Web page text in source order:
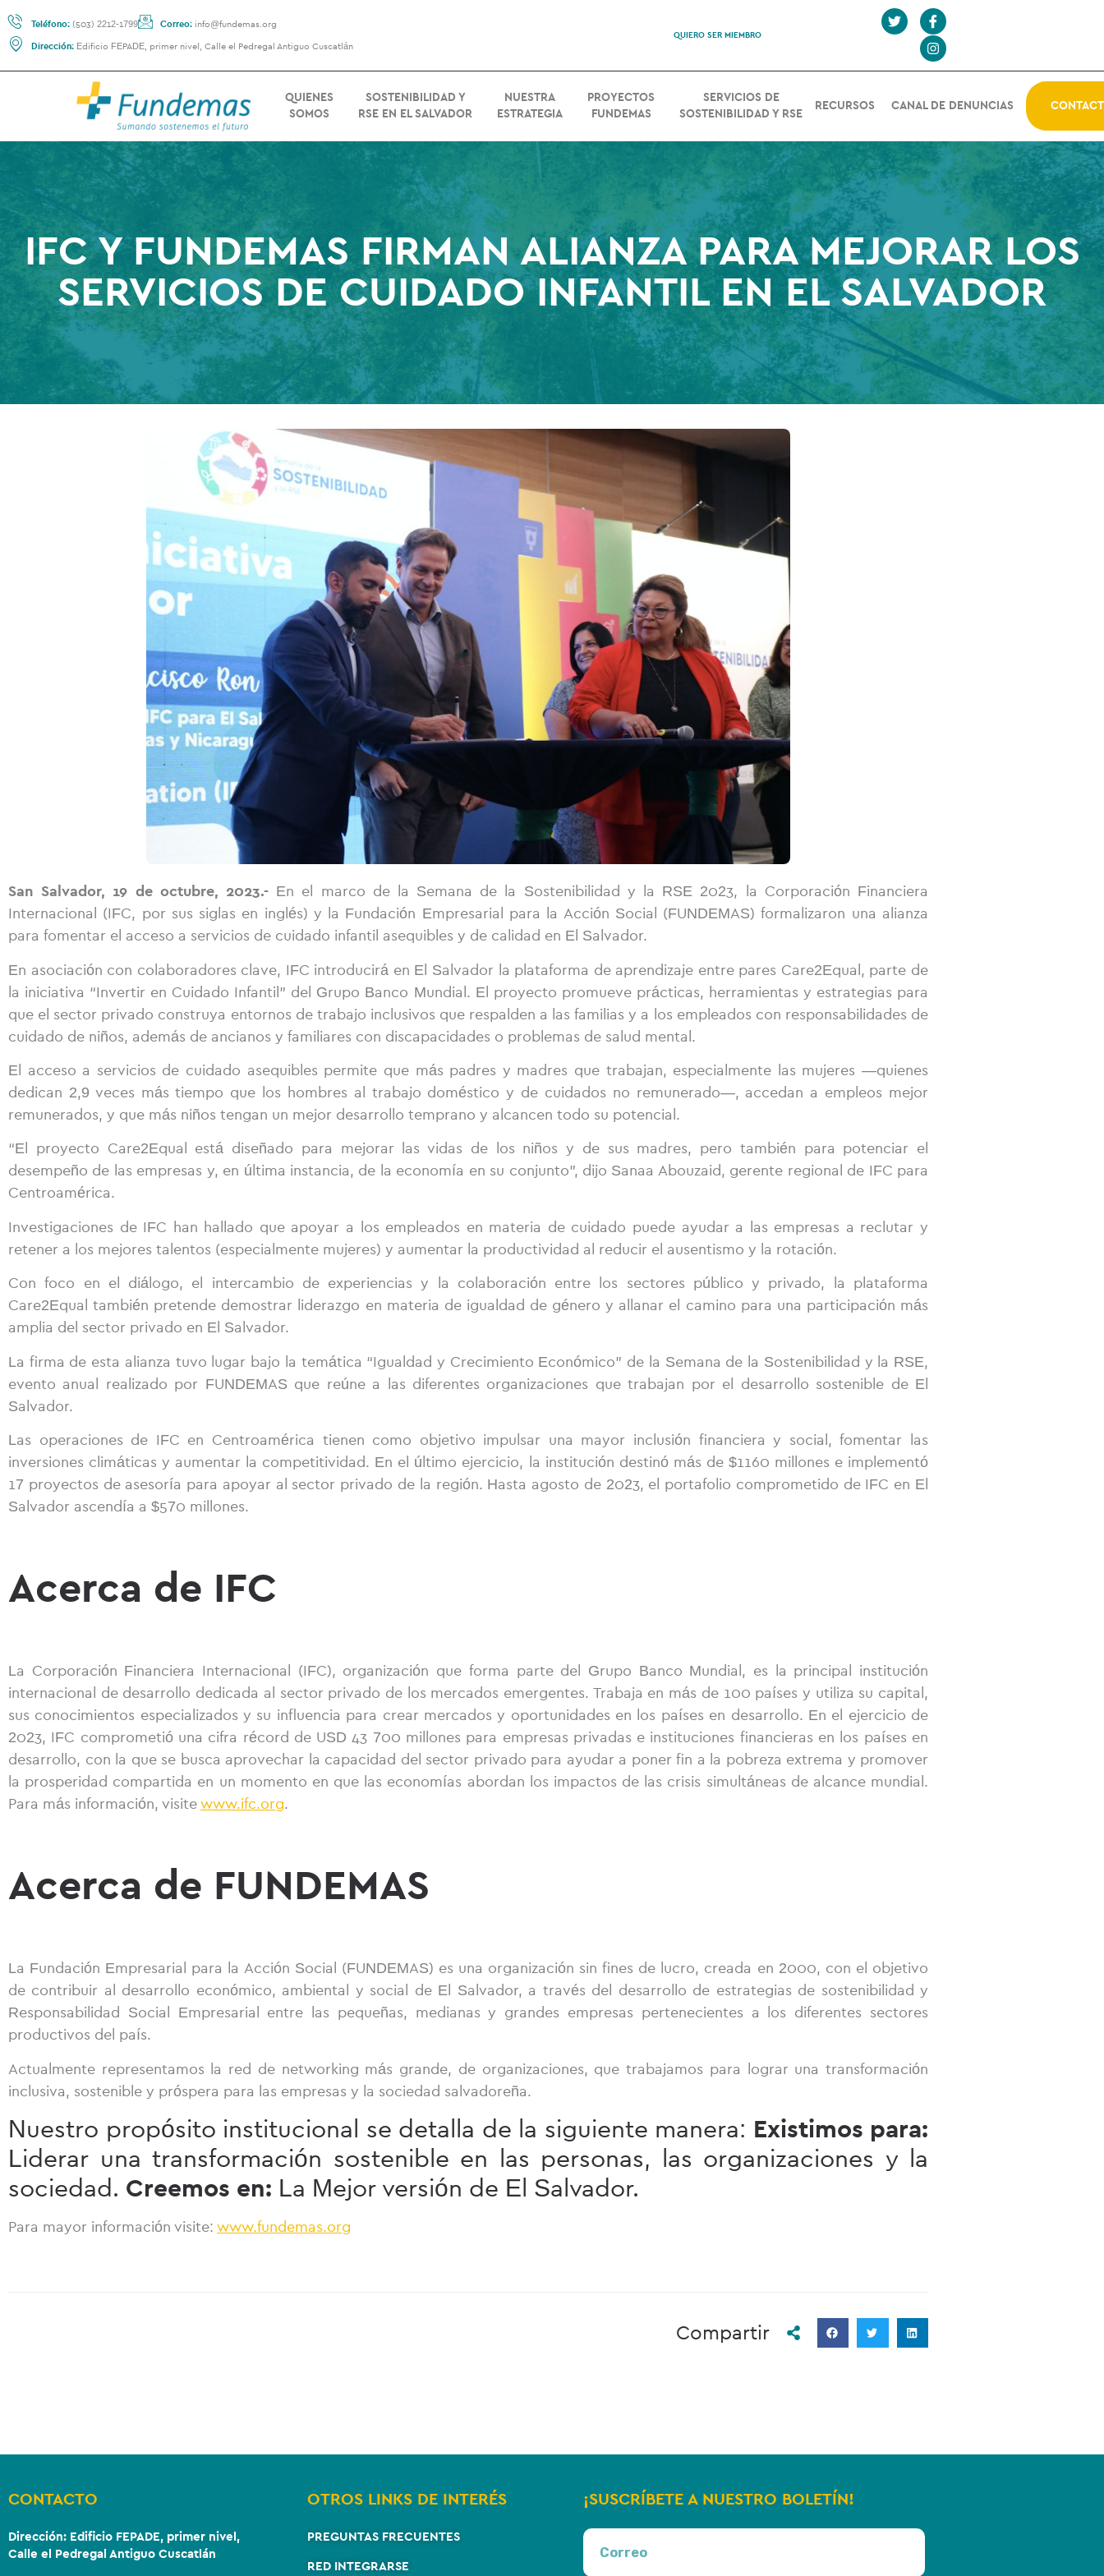
Teléfono:(503) 2212-1799 Correo: info@fundemas.org
Dirección:Edificio FEPADE, primer nivel, Calle el Pedregal Antiguo Cuscatlán
QUIERO SER MIEMBRO
QUIENES
SOMOS
SOSTENIBILIDAD Y
RSE EN EL SALVADOR
NUESTRA
ESTRATEGIA
PROYECTOS
FUNDEMAS
SERVICIOS DE
SOSTENIBILIDAD Y RSE
RECURSOS CANAL DE DENUNCIAS
IFC Y FUNDEMAS FIRMAN ALIANZA PARA MEJORAR LOS
SERVICIOS DE CUIDADO INFANTIL EN EL SALVADOR
San Salvador, 19 de octubre, 2023.-En el marco de la Semana de la Sostenibilidad y la RSE 2023, la Corporación Financiera
Internacional (IFC, por sus siglas en inglés) y la Fundación Empresarial para la Acción Social (FUNDEMAS) formalizaron una alianza
para fomentar el acceso a servicios de cuidado infantil asequibles y de calidad en El Salvador.
En asociación con colaboradores clave, IFC introducirá en El Salvador la plataforma de aprendizaje entre pares Care2Equal, parte de
la iniciativa “Invertir en Cuidado Infantil” del Grupo Banco Mundial. El proyecto promueve prácticas, herramientas y estrategias para
que el sector privado construya entornos de trabajo inclusivos que respalden a las familias y a los empleados con responsabilidades de
cuidado de niños, además de ancianos y familiares con discapacidades o problemas de salud mental.
El acceso a servicios de cuidado asequibles permite que más padres y madres que trabajan, especialmente las mujeres —quienes
dedican 2,9 veces más tiempo que los hombres al trabajo doméstico y de cuidados no remunerado—, accedan a empleos mejor
remunerados, y que más niños tengan un mejor desarrollo temprano y alcancen todo su potencial.
“El proyecto Care2Equal está diseñado para mejorar las vidas de los niños y de sus madres, pero también para potenciar el
desempeño de las empresas y, en última instancia, de la economía en su conjunto”, dijo Sanaa Abouzaid, gerente regional de IFC para
Centroamérica.
Investigaciones de IFC han hallado que apoyar a los empleados en materia de cuidado puede ayudar a las empresas a reclutar y
retener a los mejores talentos (especialmente mujeres) y aumentar la productividad al reducir el ausentismo y la rotación.
Con foco en el diálogo, el intercambio de experiencias y la colaboración entre los sectores público y privado, la plataforma
Care2Equal también pretende demostrar liderazgo en materia de igualdad de género y allanar el camino para una participación más
amplia del sector privado en El Salvador.
La firma de esta alianza tuvo lugar bajo la temática “Igualdad y Crecimiento Económico” de la Semana de la Sostenibilidad y la RSE,
evento anual realizado por FUNDEMAS que reúne a las diferentes organizaciones que trabajan por el desarrollo sostenible de El
Salvador.
Las operaciones de IFC en Centroamérica tienen como objetivo impulsar una mayor inclusión financiera y social, fomentar las
inversiones climáticas y aumentar la competitividad. En el último ejercicio, la institución destinó más de $1160 millones e implementó
17 proyectos de asesoría para apoyar al sector privado de la región. Hasta agosto de 2023, el portafolio comprometido de IFC en El
Salvador ascendía a $570 millones.
Acerca de IFC
La Corporación Financiera Internacional (IFC), organización que forma parte del Grupo Banco Mundial, es la principal institución
internacional de desarrollo dedicada al sector privado de los mercados emergentes. Trabaja en más de 100 países y utiliza su capital,
sus conocimientos especializados y su influencia para crear mercados y oportunidades en los países en desarrollo. En el ejercicio de
2023, IFC comprometió una cifra récord de USD 43 700 millones para empresas privadas e instituciones financieras en los países en
desarrollo, con la que se busca aprovechar la capacidad del sector privado para ayudar a poner fin a la pobreza extrema y promover
la prosperidad compartida en un momento en que las economías abordan los impactos de las crisis simultáneas de alcance mundial.
Para más información, visite www.ifc.org.
Acerca de FUNDEMAS
La Fundación Empresarial para la Acción Social (FUNDEMAS) es una organización sin fines de lucro, creada en 2000, con el objetivo
de contribuir al desarrollo económico, ambiental y social de El Salvador, a través del desarrollo de estrategias de sostenibilidad y
Responsabilidad Social Empresarial entre las pequeñas, medianas y grandes empresas pertenecientes a los diferentes sectores
productivos del país.
Actualmente representamos la red de networking más grande, de organizaciones, que trabajamos para lograr una transformación
inclusiva, sostenible y próspera para las empresas y la sociedad salvadoreña.
Nuestro propósito institucional se detalla de la siguiente manera: Existimos para:
Liderar una transformación sostenible en las personas, las organizaciones y la
sociedad. Creemos en: La Mejor versión de El Salvador.
Para mayor información visite: www.fundemas.org
Compartir
CONTACTO
Dirección: Edificio FEPADE, primer nivel,
Calle el Pedregal Antiguo Cuscatlán
OTROS LINKS DE INTERÉS
PREGUNTAS FRECUENTES
RED INTEGRARSE
¡SUSCRÍBETE A NUESTRO BOLETÍN!